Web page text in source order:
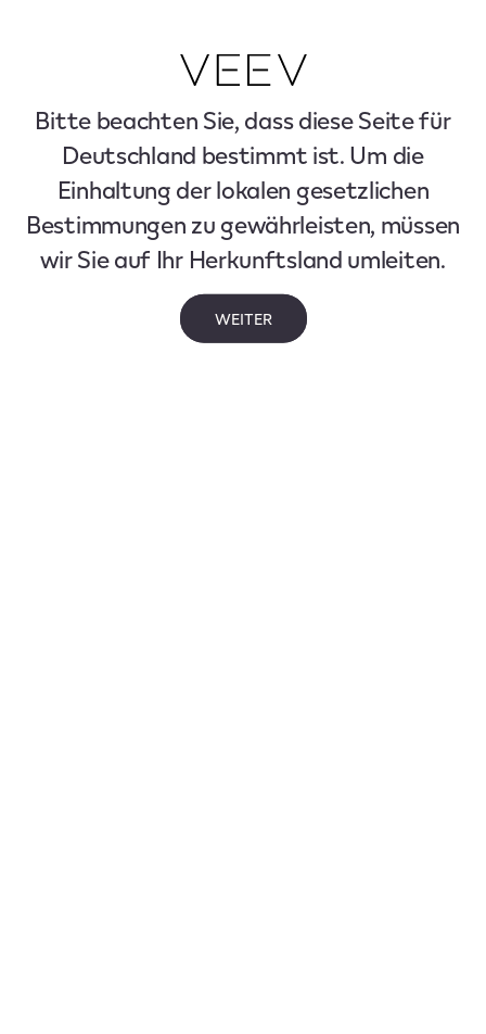
Bitte beachten Sie, dass diese Seite für
Deutschland bestimmt ist. Um die
Einhaltung der lokalen gesetzlichen
Bestimmungen zu gewährleisten, müssen
wir Sie auf Ihr Herkunftsland umleiten.
WEITER